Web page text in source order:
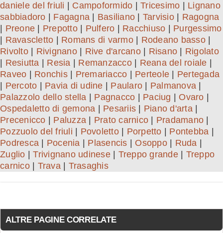
daniele del friuli
Campoformido Tricesimo
Lignano
sabbiadoro
Fagagna Basiliano Tarvisio| Ragogna
Preone Prepotto| Pulfero Racchiuso
Purgessimo
Ravascletto Romans di varmo| Rodeano basso|
Rivolto| Rivignano| Rive d'arcano| Risano
Rigolato
Resiutta Resia Remanzacco| Reana del roiale
Raveo
Ronchis| Premariacco Perteole
Pertegada
Percoto Pavia di udine Paularo Palmanova
Palazzolo dello stella
Pagnacco Paciug Ovaro
Ospedaletto di gemona
Pesariis Piano d'arta|
Precenicco
Paluzza Prato carnico Pradamano
Pozzuolo del friuli
Povoletto| Porpetto Pontebba
Podresca
Pocenia Plasencis Osoppo| Ruda
Zuglio |Trivignano udinese| Treppo grande| Treppo
carnico| Trava| Trasaghis
ALTRE PAGINE CORRELATE